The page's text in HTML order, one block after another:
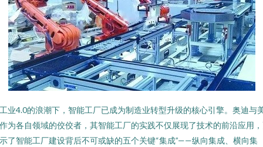
业4.0的浪潮下，智能工厂已成为制造业转型升级的核心引擎。奥迪与
为各自领域的佼佼者，其智能工厂的实践不仅展现了技术的前沿应用
了智能工厂建设背后不可或缺的五个关键“集成”——纵向集成、横向集